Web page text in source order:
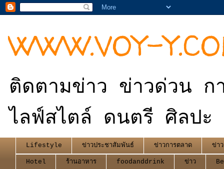
WWW.VOY-
ติดตามข่าว ข่าวด่วน ก
ไลฟ์สไตล์ ดนตรี ศิลปะ
Lifestyle ข่าวประชาสัมพันธ์ ข่าวการตลาด ข่า
Hotel ร้านอาหาร foodanddrink ข่าว